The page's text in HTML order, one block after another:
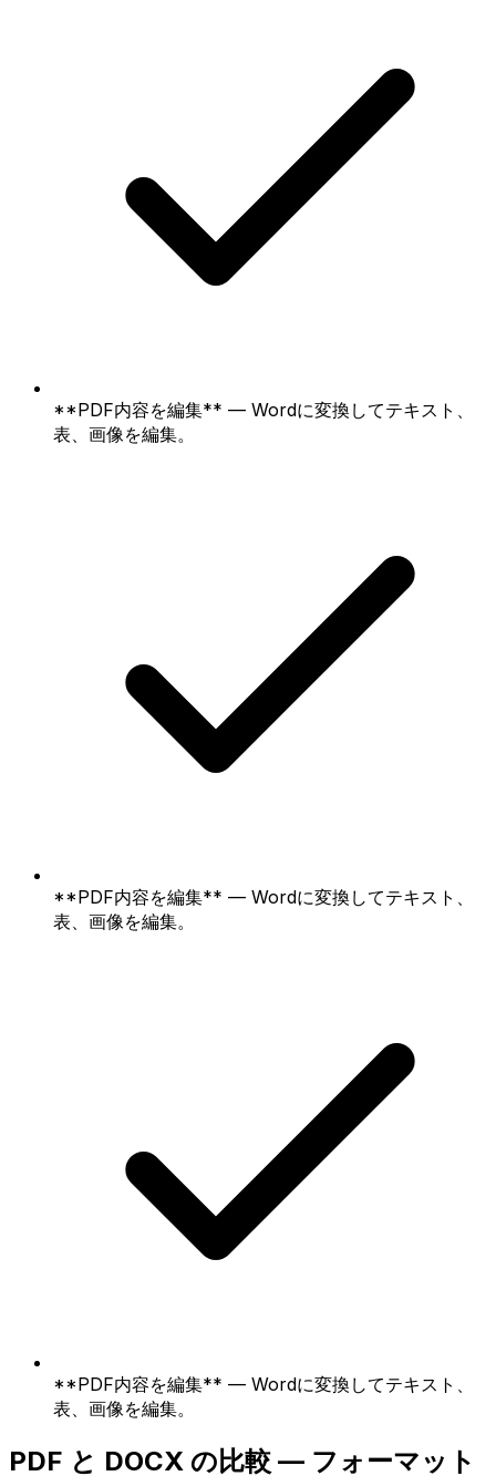
**PDF内容を編集** — Wordに変換してテキスト、
表、画像を編集。
**PDF内容を編集** — Wordに変換してテキスト、
表、画像を編集。
**PDF内容を編集** — Wordに変換してテキスト、
表、画像を編集。
PDF と DOCX の比較 — フォーマット